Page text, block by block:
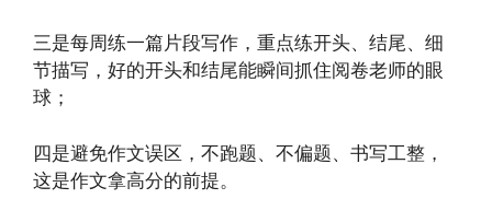
三是每周练一篇片段写作，重点练开头、结尾、细
节描写，好的开头和结尾能瞬间抓住阅卷老师的眼
球；
四是避免作文误区，不跑题、不偏题、书写工整，
这是作文拿高分的前提。